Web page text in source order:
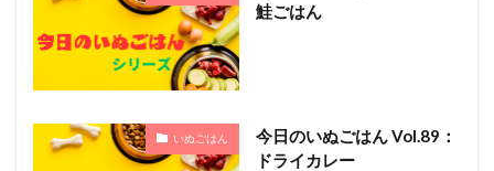
鮭ごはん
いぬごはん
今日のいぬごはん Vol.89：
ドライカレー